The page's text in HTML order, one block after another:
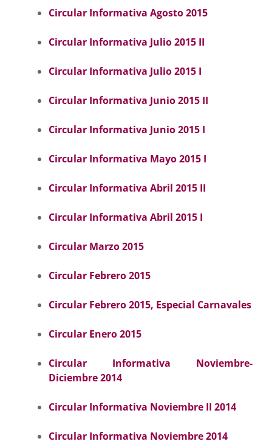
Circular Informativa Agosto 2015
Circular Informativa Julio 2015 II
Circular Informativa Julio 2015 I
Circular Informativa Junio 2015 II
Circular Informativa Junio 2015 I
Circular Informativa Mayo 2015 I
Circular Informativa Abril 2015 II
Circular Informativa Abril 2015 I
Circular Marzo 2015
Circular Febrero 2015
Circular Febrero 2015, Especial Carnavales
Circular Enero 2015
Circular Informativa Noviembre-
Diciembre 2014
Circular Informativa Noviembre II 2014
Circular Informativa Noviembre 2014